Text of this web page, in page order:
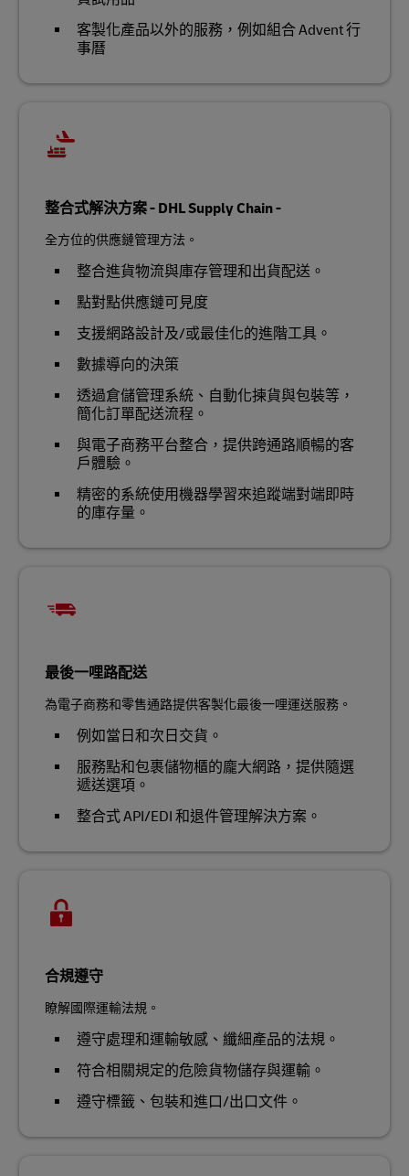
客製化產品以外的服務，例如組合 Advent 行
事曆
整合式解決方案 - DHL Supply Chain -
全方位的供應鏈管理方法。
整合進貨物流與庫存管理和出貨配送。
點對點供應鏈可見度
支援網路設計及/或最佳化的進階工具。
數據導向的決策
透過倉儲管理系統、自動化揀貨與包裝等，
簡化訂單配送流程。
與電子商務平台整合，提供跨通路順暢的客
戶體驗。
精密的系統使用機器學習來追蹤端對端即時
的庫存量。
最後一哩路配送
為電子商務和零售通路提供客製化最後一哩運送服務。
例如當日和次日交貨。
服務點和包裹儲物櫃的龐大網路，提供隨選
遞送選項。
整合式 API/EDI 和退件管理解決方案。
合規遵守
瞭解國際運輸法規。
遵守處理和運輸敏感、纖細產品的法規。
符合相關規定的危險貨物儲存與運輸。
遵守標籤、包裝和進口/出口文件。